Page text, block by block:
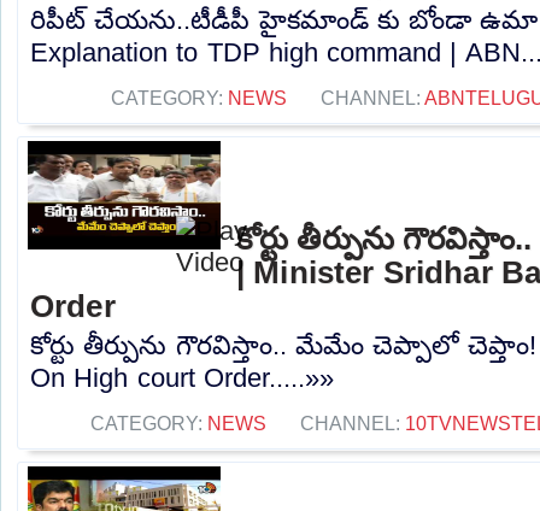
రిపీట్ చేయను..టీడీపీ హైకమాండ్ కు బోండా ఉమా
Explanation to TDP high command |
CATEGORY: NEWS CHANNEL:
కోర్టు తీర్పును
| Minister Sridhar
Order
కోర్టు తీర్పును గౌరవిస్తాం.. మేమేం చెప్పాలో చెప్తాం!
On High court Order.....»»
CATEGORY: NEWS CHANNEL: